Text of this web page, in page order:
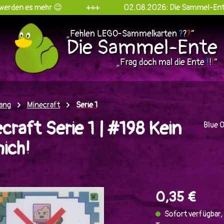
😉 +++ 02.08.2026: Die Sammel-Ente goes
„Fehlen LEGO-Sammelkarten ???“
Die Sammel-Ente
„Frag doch mal die Ente!!!“
Minecraft Serie 1
Serie 1 | #198 Kein
Blue
0,35 €
Sofort